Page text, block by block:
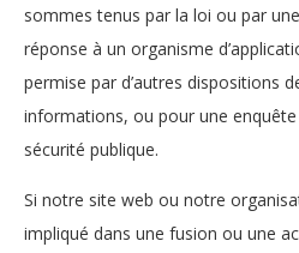
sommes tenus par la loi ou par
réponse à un organisme
permise par d’autres dispositions
informations, ou pour une
sécurité publique.
Si notre site web ou notre
impliqué dans une fusion ou une